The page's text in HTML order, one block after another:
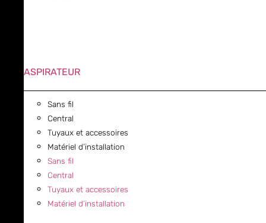
ASPIRATEUR
Sans fil
Central
Tuyaux et accessoires
Matériel d’installation
Sans fil
Central
Tuyaux et accessoires
Matériel d’installation